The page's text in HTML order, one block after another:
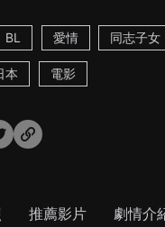
BL 愛情 同志子女
本 電影
推薦影片 劇情介